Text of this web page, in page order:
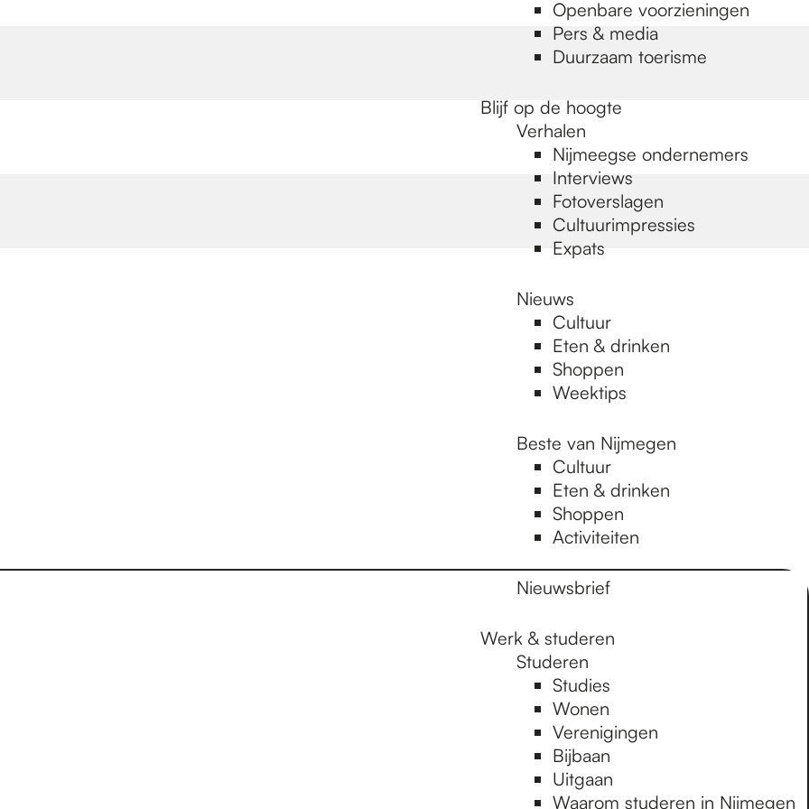
Openbare voorzieningen
Pers & media
Duurzaam toerisme
Blijf op de hoogte
Verhalen
Nijmeegse ondernemers
Interviews
Fotoverslagen
Cultuurimpressies
Expats
Nieuws
Cultuur
Eten & drinken
Shoppen
Weektips
Beste van Nijmegen
Cultuur
Eten & drinken
Shoppen
Activiteiten
Nieuwsbrief
Werk & studeren
Studeren
Studies
Wonen
Verenigingen
Bijbaan
Uitgaan
Waarom studeren in Nijmegen